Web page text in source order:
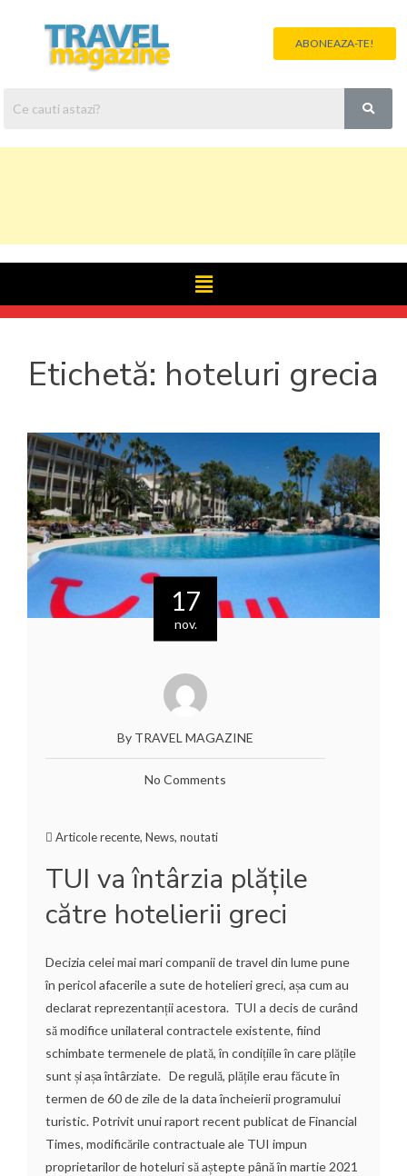
ABONEAZA-TE!
Etichetă: hoteluri grecia
17
nov.
By TRAVEL MAGAZINE
No Comments
Articole recente, News, noutati
TUI va întârzia plățile
către hotelierii greci
Decizia celei mai mari companii de travel din lume pune
în pericol afacerile a sute de hotelieri greci, așa cum au
declarat reprezentanții acestora. TUI a decis de curând
să modifice unilateral contractele existente, fiind
schimbate termenele de plată, în condițiile în care plățile
sunt și așa întârziate. De regulă, plățile erau făcute în
termen de 60 de zile de la data încheierii programului
turistic. Potrivit unui raport recent publicat de Financial
Times, modificările contractuale ale TUI impun
proprietarilor de hoteluri să aștepte până în martie 2021